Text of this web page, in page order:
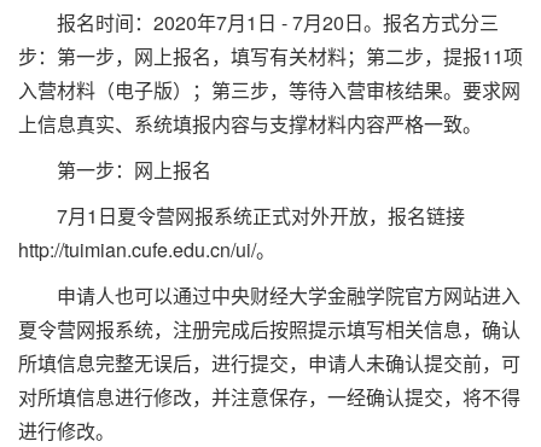
报名时间：2020年7月1日 - 7月20日。报名方式分三
步：第一步，网上报名，填写有关材料；第二步，提报11项
入营材料（电子版）；第三步，等待入营审核结果。要求网
上信息真实、系统填报内容与支撑材料内容严格一致。
第一步：网上报名
7月1日夏令营网报系统正式对外开放，报名链接
http://tuimian.cufe.edu.cn/ui/。
申请人也可以通过中央财经大学金融学院官方网站进入
夏令营网报系统，注册完成后按照提示填写相关信息，确认
所填信息完整无误后，进行提交，申请人未确认提交前，可
对所填信息进行修改，并注意保存，一经确认提交，将不得
进行修改。